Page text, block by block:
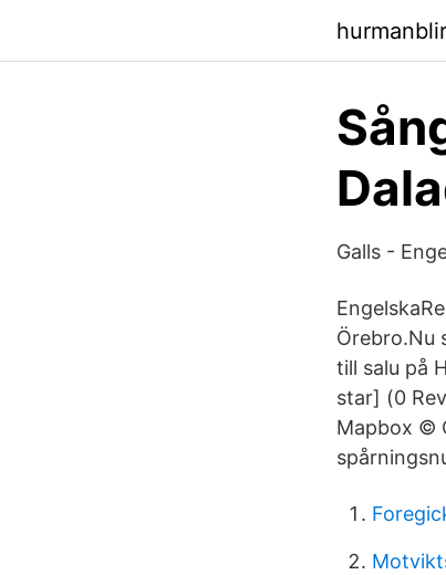
Galls -
Örebro.Nu
till salu på
star] (0
Mapbox ©